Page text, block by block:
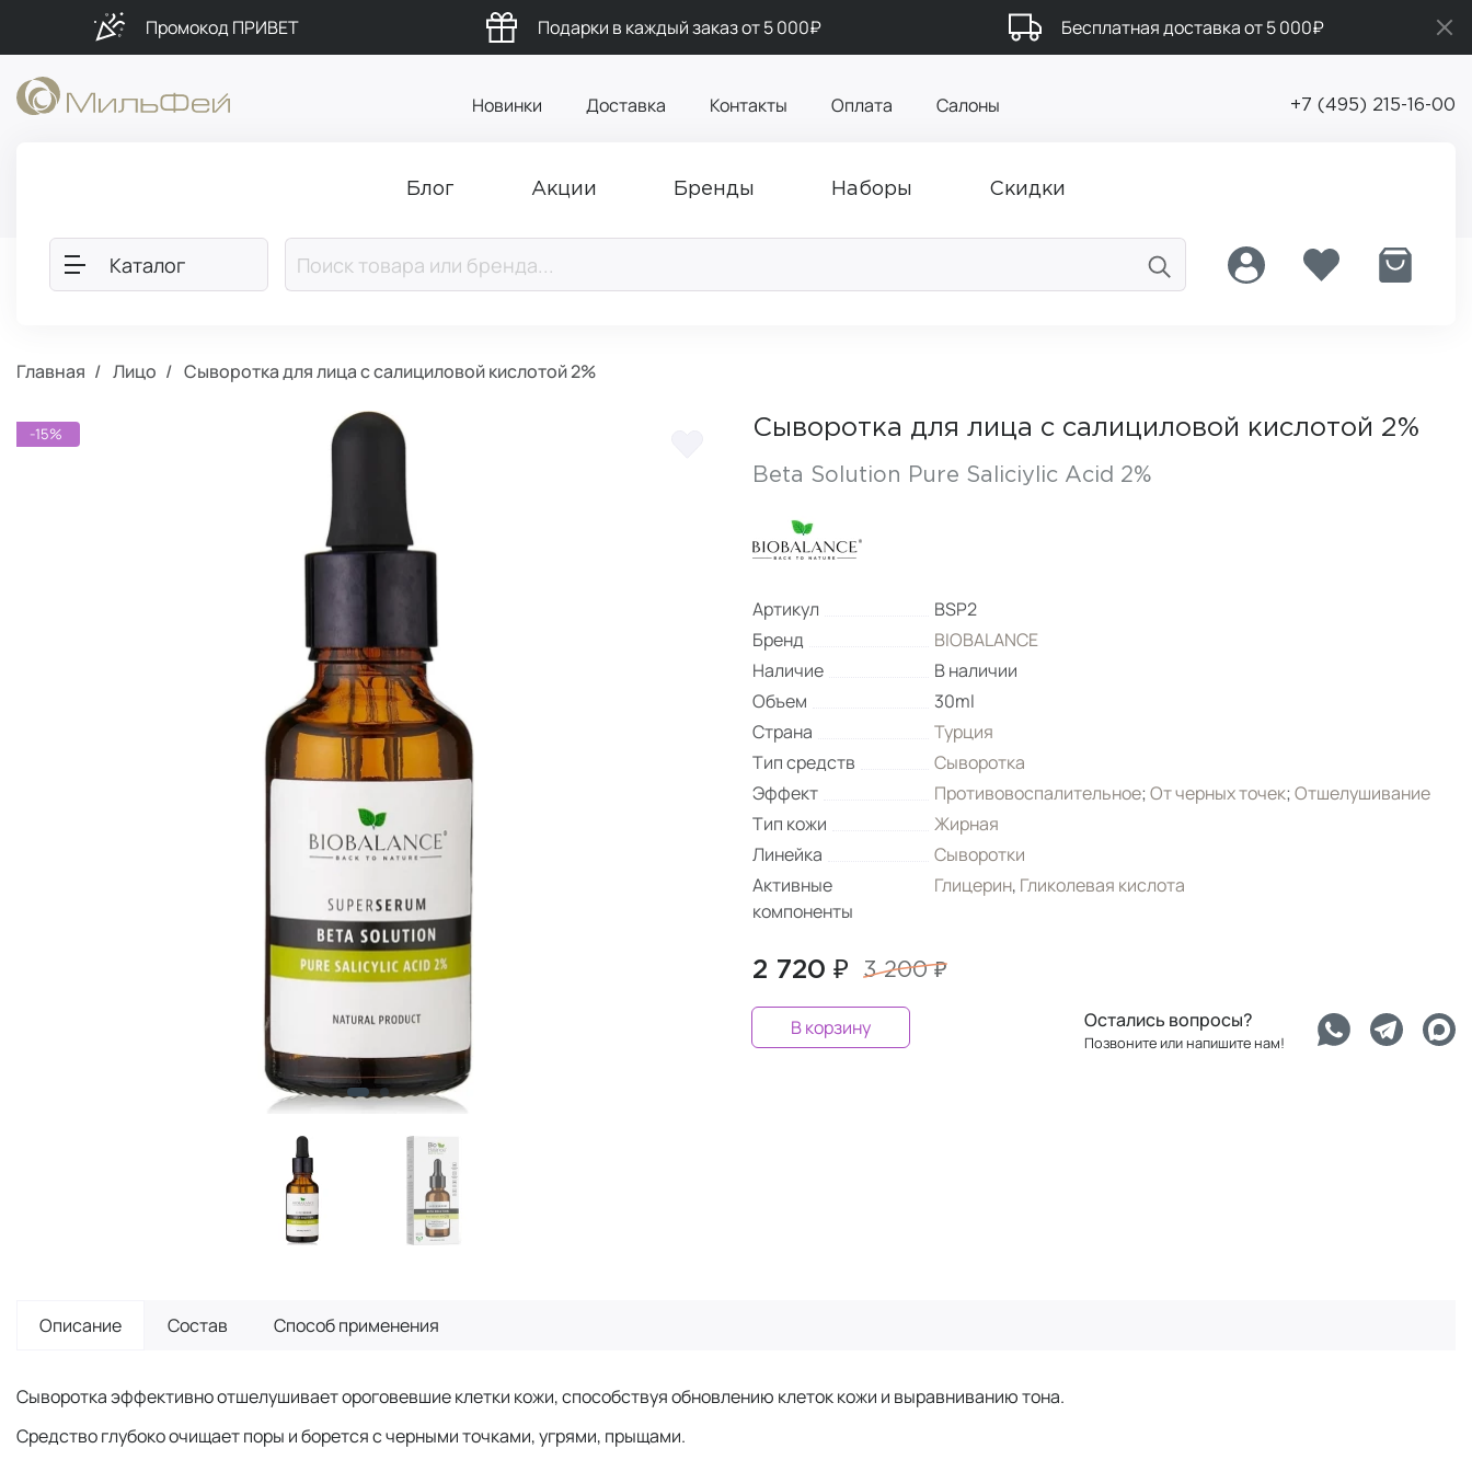
Промокод ПРИВЕТ Подарки в каждый заказ от 5 000₽ Бесплатная доставка от 5 000₽
Новинки Доставка Контакты Оплата Салоны +7 (495) 215-16-00
Блог Акции Бренды Наборы Скидки
Каталог
Главная Лицо Сыворотка для лица с салициловой кислотой 2%
-15% Сыворотка для лица с салициловой кислотой 2%
Beta Solution Pure Saliciylic Acid 2%
Артикул
BSP2
Бренд
BIOBALANCE
Наличие
В наличии
Объем
30ml
Страна
Турция
Тип средств
Сыворотка
Эффект
Противовоспалительное;От черных точек;Отшелушивание
Тип кожи
Жирная
Линейка
Сыворотки
Активные
компоненты
Глицерин, Гликолевая кислота
2 720 ₽ 3 200 ₽
В корзину Остались вопросы?
Позвоните или напишите нам!
Описание Состав Способ применения
Сыворотка эффективно отшелушивает ороговевшие клетки кожи, способствуя обновлению клеток кожи и выравниванию тона.
Средство глубоко очищает поры и борется с черными точками, угрями, прыщами.